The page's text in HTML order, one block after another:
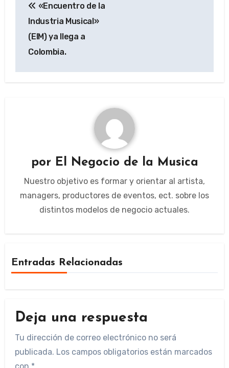
de
entradas
«Encuentro de la
Industria Musical»
(EIM) ya llega a
Colombia.
por El Negocio de la Musica
Nuestro objetivo es formar y orientar al artista,
managers, productores de eventos, ect. sobre los
distintos modelos de negocio actuales.
Entradas Relacionadas
Deja una respuesta
Tu dirección de correo electrónico no será
publicada. Los campos obligatorios están marcados